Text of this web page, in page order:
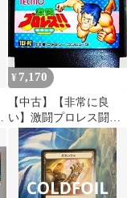
¥ 7,170
【中古】【非常に良
い】激闘プロレス闘魂
伝説 p706p5g